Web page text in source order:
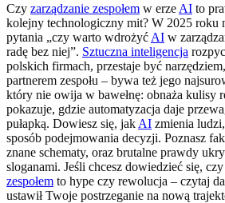
Czy zarządzanie zespołem w erze AI to
kolejny technologiczny mit? W 2025 roku
pytania „czy warto wdrożyć AI w
radę bez niej”. Sztuczna inteligencja
polskich firmach, przestaje być
partnerem zespołu – bywa też jego
który nie owija w bawełnę: obnaża kulisy
pokazuje, gdzie automatyzacja daje
pułapką. Dowiesz się, jak AI zmienia
sposób podejmowania decyzji. Poznasz
znane schematy, oraz brutalne prawdy
sloganami. Jeśli chcesz dowiedzieć się, czy
zespołem to hype czy rewolucja – czytaj
ustawił Twoje postrzeganie na nową